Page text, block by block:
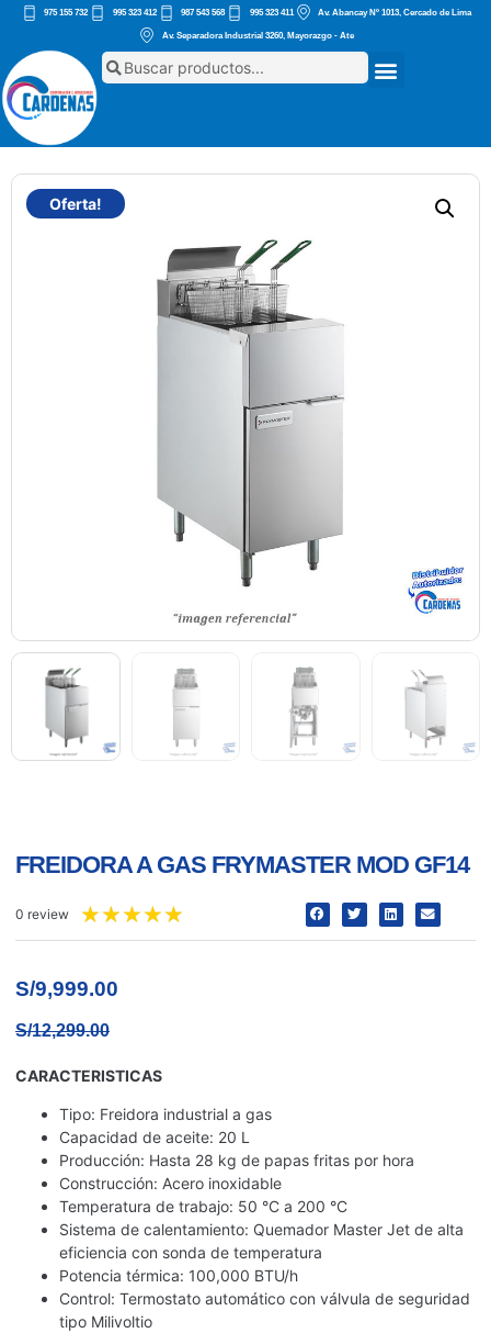
975 155 732 995 323 412 987 543 568 995 323 411 Av. Abancay Nº 1013, Cercado de Lima
Av. Separadora Industrial 3260, Mayorazgo - Ate
Oferta!
FREIDORA A GAS FRYMASTER MOD GF14
0 review ★★★★★
S/9,999.00
S/12,299.00
CARACTERISTICAS
Tipo: Freidora industrial a gas
Capacidad de aceite: 20 L
Producción: Hasta 28 kg de papas fritas por hora
Construcción: Acero inoxidable
Temperatura de trabajo: 50 °C a 200 °C
Sistema de calentamiento: Quemador Master Jet de alta
eficiencia con sonda de temperatura
Potencia térmica: 100,000 BTU/h
Control: Termostato automático con válvula de seguridad
tipo Milivoltio